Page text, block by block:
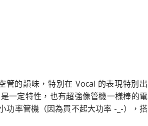
管的韻味，特別在 Vocal 的表現特別出
一定特性，也有超強像管機一樣棒的電
功率管機（因為買不起大功率 -_-），搭